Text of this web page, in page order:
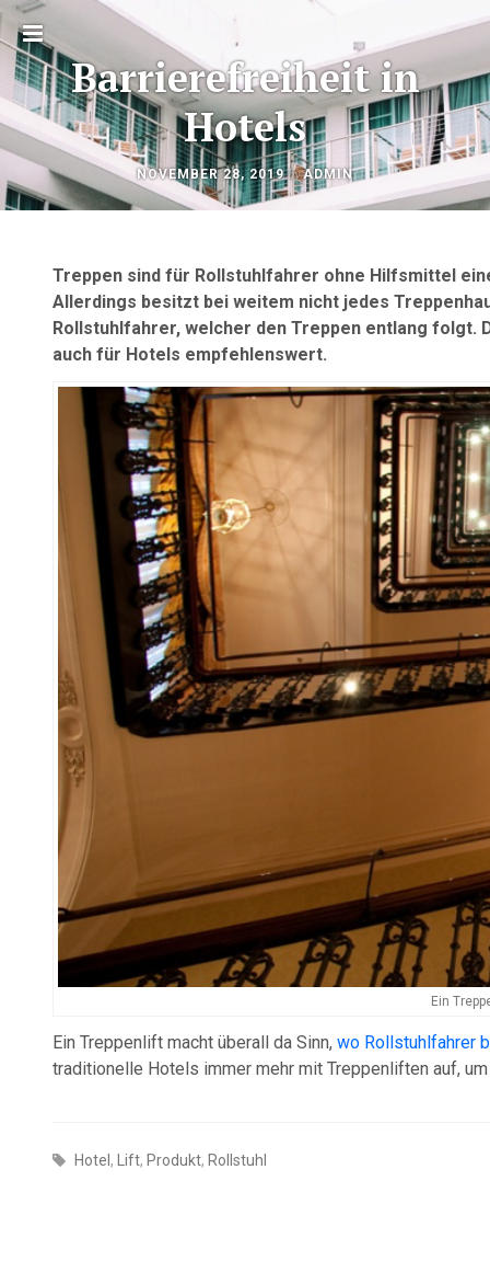
Toggle
sidebarBarrierefreiheit in
Hotels
NOVEMBER 28, 2019OKTOBER
22,
byADMIN
Beitragsnavigation
Treppen sind für Rollstuhlfahrer ohne Hilfsmittel
Allerdings besitzt bei weitem nicht jedes
Rollstuhlfahrer, welcher den Treppen entlang folgt.
auch für Hotels empfehlenswert.
Ein
Ein Treppenlift macht überall da Sinn, wo Rollstuhlfahrer
traditionelle Hotels immer mehr mit Treppenliften auf,
Hotel , Lift, Produkt, Rollstuhl